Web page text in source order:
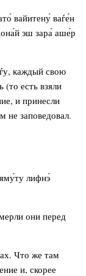
вайитену́ ваѓе́н
эш зара́ аше́р
каждый свою
(то есть взяли
и принесли
не заповедовал.
лифнэ́
они перед
Что же там
и, скорее